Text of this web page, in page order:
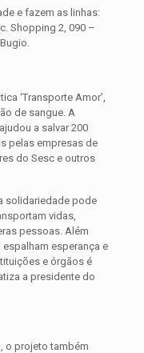
e fazem as linhas:
Shopping 2, 090 –
‘Transporte Amor’,
de sangue. A
a salvar 200
pelas empresas de
do Sesc e outros
solidariedade pode
vidas,
pessoas. Além
esperança e
e órgãos é
a presidente do
o projeto também